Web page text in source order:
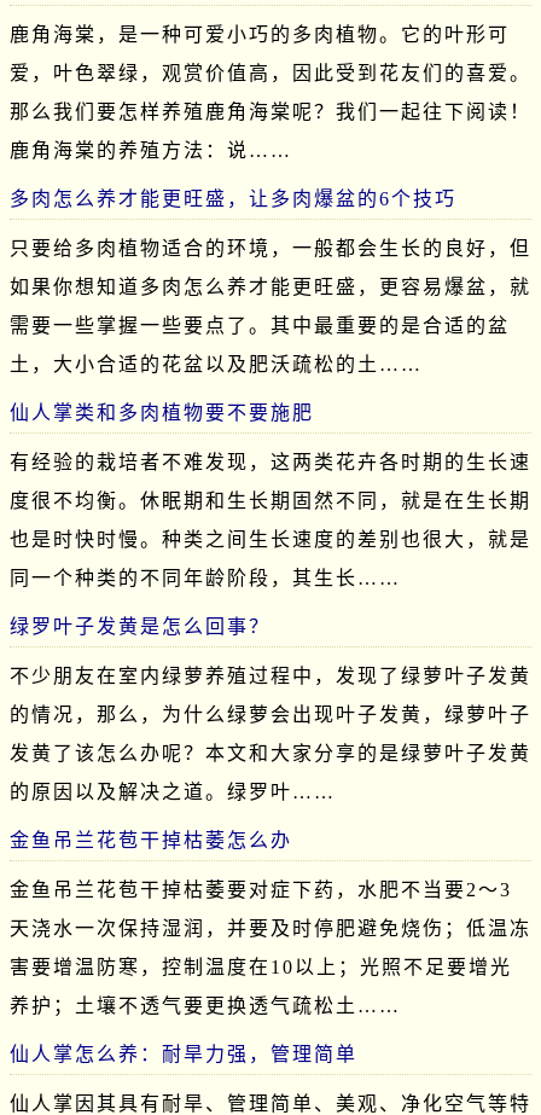
鹿角海棠，是一种可爱小巧的多肉植物。它的叶形可
爱，叶色翠绿，观赏价值高，因此受到花友们的喜爱。
那么我们要怎样养殖鹿角海棠呢？我们一起往下阅读！
鹿角海棠的养殖方法：说……
多肉怎么养才能更旺盛，让多肉爆盆的6个技巧
只要给多肉植物适合的环境，一般都会生长的良好，但
如果你想知道多肉怎么养才能更旺盛，更容易爆盆，就
需要一些掌握一些要点了。其中最重要的是合适的盆
土，大小合适的花盆以及肥沃疏松的土……
仙人掌类和多肉植物要不要施肥
有经验的栽培者不难发现，这两类花卉各时期的生长速
度很不均衡。休眠期和生长期固然不同，就是在生长期
也是时快时慢。种类之间生长速度的差别也很大，就是
同一个种类的不同年龄阶段，其生长……
绿罗叶子发黄是怎么回事？
不少朋友在室内绿萝养殖过程中，发现了绿萝叶子发黄
的情况，那么，为什么绿萝会出现叶子发黄，绿萝叶子
发黄了该怎么办呢？本文和大家分享的是绿萝叶子发黄
的原因以及解决之道。绿罗叶……
金鱼吊兰花苞干掉枯萎怎么办
金鱼吊兰花苞干掉枯萎要对症下药，水肥不当要2～3
天浇水一次保持湿润，并要及时停肥避免烧伤；低温冻
害要增温防寒，控制温度在10以上；光照不足要增光
养护；土壤不透气要更换透气疏松土……
仙人掌怎么养：耐旱力强，管理简单
仙人掌因其具有耐旱、管理简单、美观、净化空气等特